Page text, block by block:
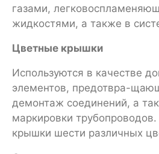
газами,
жидкостями, а также в
Цветные крышки
Используются в качестве
элементов, предотвра-
демонтаж соединений, а
маркировки
крышки шести различных